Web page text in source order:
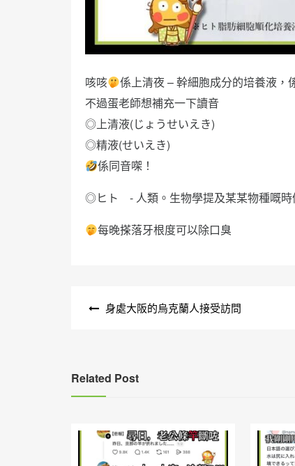
咳咳
係上清夜 – 幹細胞成分的培養液
不過蛋老師想補充一下讀音
◎上清液(じょうせいえき)
◎精液(せいえき)
係同音㗎！
◎ヒト - 人類。生物學提及某某物種嘅時
每晚搽落牙根度可以除口臭
身處大阪的烏克蘭人接受訪問
Related Post